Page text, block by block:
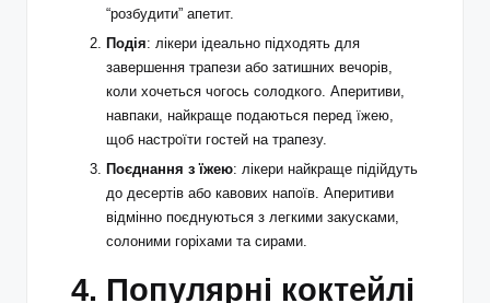
“розбудити” апетит.
Подія: лікери ідеально підходять для
завершення трапези або затишних вечорів,
коли хочеться чогось солодкого. Аперитиви,
навпаки, найкраще подаються перед їжею,
щоб настроїти гостей на трапезу.
Поєднання з їжею: лікери найкраще підійдуть
до десертів або кавових напоїв. Аперитиви
відмінно поєднуються з легкими закусками,
солоними горіхами та сирами.
4. Популярні коктейлі